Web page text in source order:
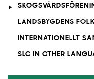
LANDSBYGDENS FOLK
INTERNATIONELLT
SLC IN OTHER